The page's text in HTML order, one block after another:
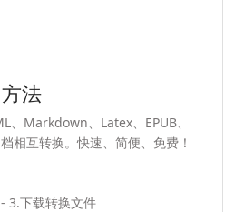
法
、Markdown、Latex、EPUB、
相互转换。快速、简便、免费！
3.下载转换文件